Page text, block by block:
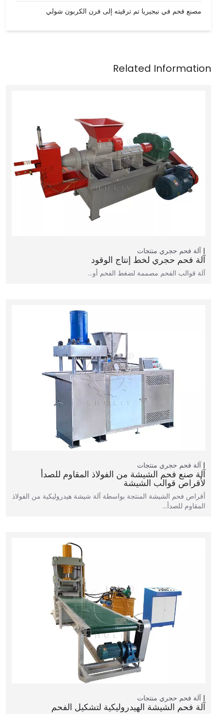
مصنع فحم في نيجيريا تم ترقيته إلى فرن الكربون شولي
آلة فحم حجري منتجات
آلة فحم حجري لخط إنتاج الوقود
آلة قوالب الفحم مصممة لضغط الفحم أو…
آلة فحم حجري منتجات
آلة صنع فحم الشيشة من الفولاذ المقاوم للصدأ
لأقراص قوالب الشيشة
أقراص فحم الشيشة المنتجة بواسطة آلة شيشة هيدروليكية من الفولاذ
المقاوم للصدأ…
آلة فحم حجري منتجات
آلة فحم الشيشة الهيدروليكية لتشكيل الفحم